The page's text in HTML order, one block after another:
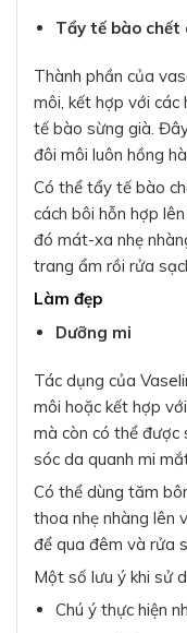
Tẩy tế bào chết
Thành phần của
môi, kết hợp với
tế bào sừng già.
đôi môi luôn hồng
Có thể tẩy tế bào
cách bôi hỗn hợp
đó mát-xa nhẹ
trang ẩm rồi rửa
Làm đẹp
Dưỡng mi
Tác dụng của
môi hoặc kết hợp
mà còn có thể được
sóc da quanh mi
Có thể dùng tăm
thoa nhẹ nhàng lên
để qua đêm và rửa
Một số lưu ý khi sử
Chú ý thực hiện